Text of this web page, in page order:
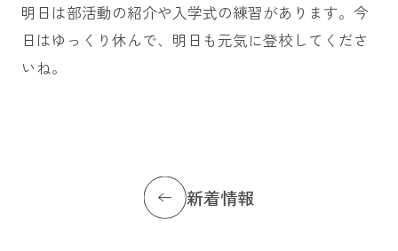
明日は部活動の紹介や入学式の練習があります。今
日はゆっくり休んで、明日も元気に登校してくださ
いね。
新着情報